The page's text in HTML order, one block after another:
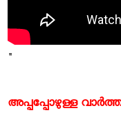
"
അപ്പപ്പോഴുള്ള